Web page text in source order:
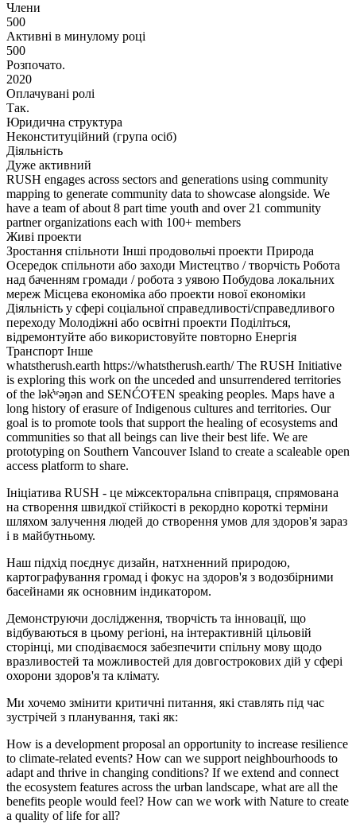
Члени
500
Активні в минулому році
500
Розпочато.
2020
Оплачувані ролі
Так.
Юридична структура
Неконституційний (група осіб)
Діяльність
Дуже активний
RUSH engages across sectors and generations using community
mapping to generate community data to showcase alongside. We
have a team of about 8 part time youth and over 21 community
partner organizations each with 100+ members
Живі проекти
Зростання спільноти Інші продовольчі проекти Природа
Осередок спільноти або заходи Мистецтво / творчість Робота
над баченням громади / робота з уявою Побудова локальних
мереж Місцева економіка або проекти нової економіки
Діяльність у сфері соціальної справедливості/справедливого
переходу Молодіжні або освітні проекти Поділіться,
відремонтуйте або використовуйте повторно Енергія
Транспорт Інше
whatstherush.earth https://whatstherush.earth/ The RUSH Initiative
is exploring this work on the unceded and unsurrendered territories
of the lək̓ʷəŋən and SENĆOŦEN speaking peoples. Maps have a
long history of erasure of Indigenous cultures and territories. Our
goal is to promote tools that support the healing of ecosystems and
communities so that all beings can live their best life. We are
prototyping on Southern Vancouver Island to create a scaleable open
access platform to share.
Ініціатива RUSH - це міжсекторальна співпраця, спрямована
на створення швидкої стійкості в рекордно короткі терміни
шляхом залучення людей до створення умов для здоров'я зараз
і в майбутньому.
Наш підхід поєднує дизайн, натхненний природою,
картографування громад і фокус на здоров'я з водозбірними
басейнами як основним індикатором.
Демонструючи дослідження, творчість та інновації, що
відбуваються в цьому регіоні, на інтерактивній цільовій
сторінці, ми сподіваємося забезпечити спільну мову щодо
вразливостей та можливостей для довгострокових дій у сфері
охорони здоров'я та клімату.
Ми хочемо змінити критичні питання, які ставлять під час
зустрічей з планування, такі як:
How is a development proposal an opportunity to increase resilience
to climate-related events? How can we support neighbourhoods to
adapt and thrive in changing conditions? If we extend and connect
the ecosystem features across the urban landscape, what are all the
benefits people would feel? How can we work with Nature to create
a quality of life for all?